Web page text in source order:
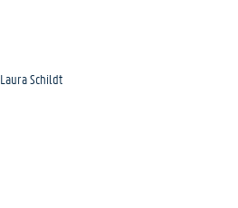
Laura Schildt